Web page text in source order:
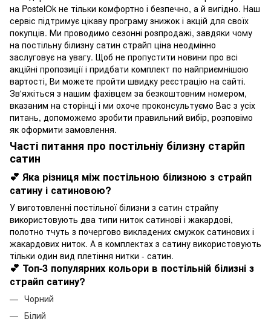
на PostelOk не тільки комфортно і безпечно, а й вигідно. Наш
сервіс підтримує цікаву програму знижок і акцій для своїх
покупців. Ми проводимо сезонні розпродажі, завдяки чому
на постільну білизну сатин страйп ціна неодмінно
заслуговує на увагу. Щоб не пропустити новини про всі
акційні пропозиції і придбати комплект по найприємнішою
вартості, Ви можете пройти швидку реєстрацію на сайті.
Зв'яжіться з нашим фахівцем за безкоштовним номером,
вказаним на сторінці і ми охоче проконсультуємо Вас з усіх
питань, допоможемо зробити правильний вибір, розповімо
як оформити замовлення.
Часті питання про постільніу білизну старйп
сатин
💕 Яка різниця між постільною білизною з страйп
сатину і сатиновою?
У виготовленні постільної білизни з сатин страйпу
використовують два типи ниток сатинові і жакардові,
полотно тчуть з почергово викладених смужок сатинових і
жакардових ниток. А в комплектах з сатину використовують
тільки один вид плетіння нитки - сатин.
💕 Топ-3 популярних кольори в постільній білизні з
страйп сатину?
Чорний
Білий